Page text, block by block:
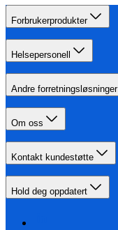
Forbrukerprodukter
Helsepersonell
Andre forretningsløsninger
Om oss
Kontakt kundestøtte
Hold deg oppdatert